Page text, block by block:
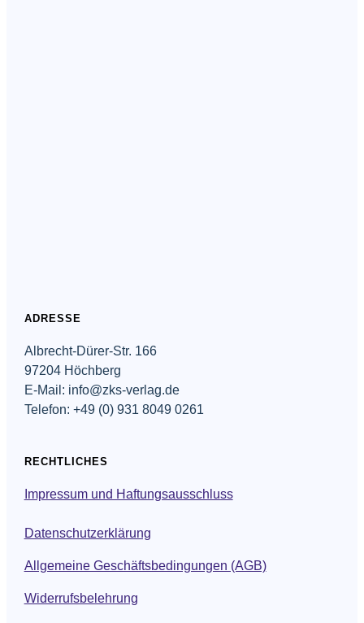
ADRESSE
Albrecht-Dürer-Str. 166
97204 Höchberg
E-Mail: info@zks-verlag.de
Telefon: +49 (0) 931 8049 0261
RECHTLICHES
Impressum und Haftungsausschluss
Datenschutzerklärung
Allgemeine Geschäftsbedingungen (AGB)
Widerrufsbelehrung